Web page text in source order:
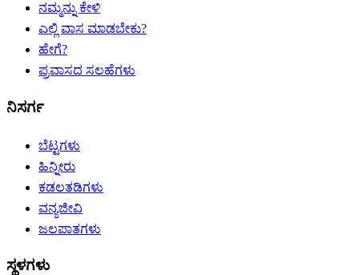
ನಮ್ಮನ್ನು ಕೇಳಿ
ಎಲ್ಲಿ ವಾಸ ಮಾಡಬೇಕು?
ಹೇಗೆ?
ಪ್ರವಾಸದ ಸಲಹೆಗಳು
ನಿಸರ್ಗ
ಬೆಟ್ಟಗಳು
ಹಿನ್ನೀರು
ಕಡಲತಡಿಗಳು
ವನ್ಯಜೀವಿ
ಜಲಪಾತಗಳು
ಸ್ಥಳಗಳು